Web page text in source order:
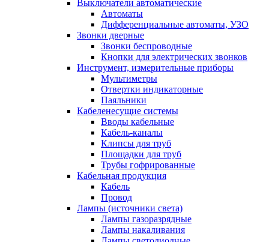
Выключатели автоматические
Автоматы
Дифференциальные автоматы, УЗО
Звонки дверные
Звонки беспроводные
Кнопки для электрических звонков
Инструмент, измерительные приборы
Мультиметры
Отвертки индикаторные
Паяльники
Кабеленесущие системы
Вводы кабельные
Кабель-каналы
Клипсы для труб
Площадки для труб
Трубы гофрированные
Кабельная продукция
Кабель
Провод
Лампы (источники света)
Лампы газоразрядные
Лампы накаливания